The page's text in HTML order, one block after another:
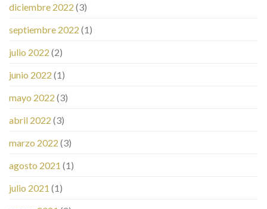
diciembre 2022 (3)
septiembre 2022 (1)
julio 2022 (2)
junio 2022 (1)
mayo 2022 (3)
abril 2022 (3)
marzo 2022 (3)
agosto 2021 (1)
julio 2021 (1)